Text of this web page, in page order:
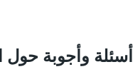
أسئلة وأجوبة حول